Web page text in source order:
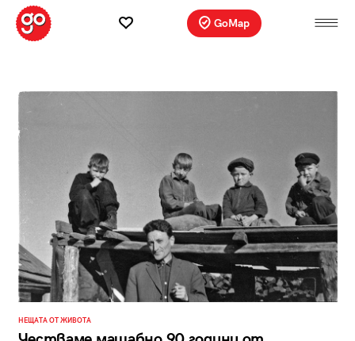
GoMap
НЕЩАТА ОТ ЖИВОТА